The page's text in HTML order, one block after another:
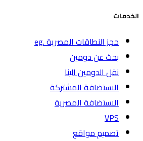
الخدمات
حجز النطاقات المصرية .eg
بحث عن دومين
نقل الدومين الينا
الاستضافة المشتركة
الاستضافة المصرية
VPS
تصميم مواقع